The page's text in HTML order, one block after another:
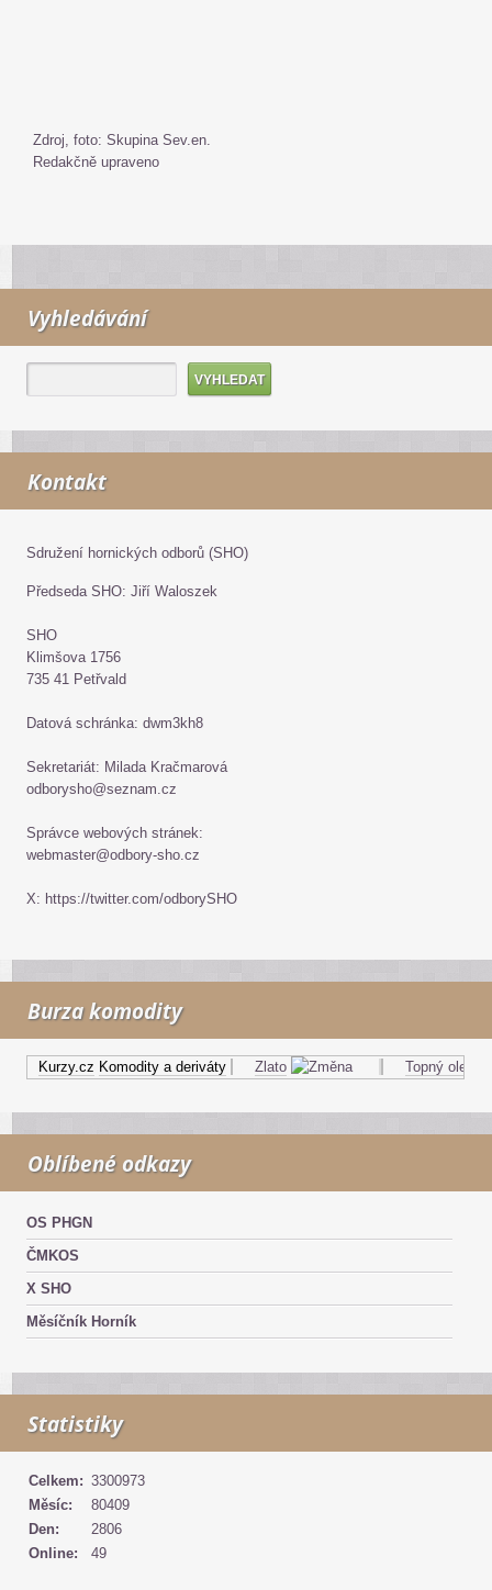
Zdroj, foto: Skupina Sev.en.
Redakčně upraveno
Vyhledávání
Kontakt
Sdružení hornických odborů (SHO)
Předseda SHO: Jiří Waloszek
SHO
Klimšova 1756
735 41 Petřvald
Datová schránka: dwm3kh8
Sekretariát: Milada Kračmarová
odborysho@seznam.cz
Správce webových stránek:
webmaster@odbory-sho.cz
X: https://twitter.com/odborySHO
Burza komodity
Kurzy.cz Komodity a deriváty Zlato Topný olej
Oblíbené odkazy
OS PHGN
ČMKOS
X SHO
Měsíčník Horník
Statistiky
Online: 49
Celkem: 3300973
Měsíc:
80409
Den:
2806